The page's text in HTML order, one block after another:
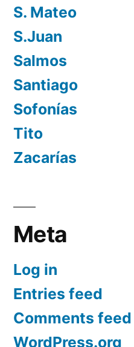
S. Mateo
S.Juan
Salmos
Santiago
Sofonías
Tito
Zacarías
Meta
Log in
Entries feed
Comments feed
WordPress.org